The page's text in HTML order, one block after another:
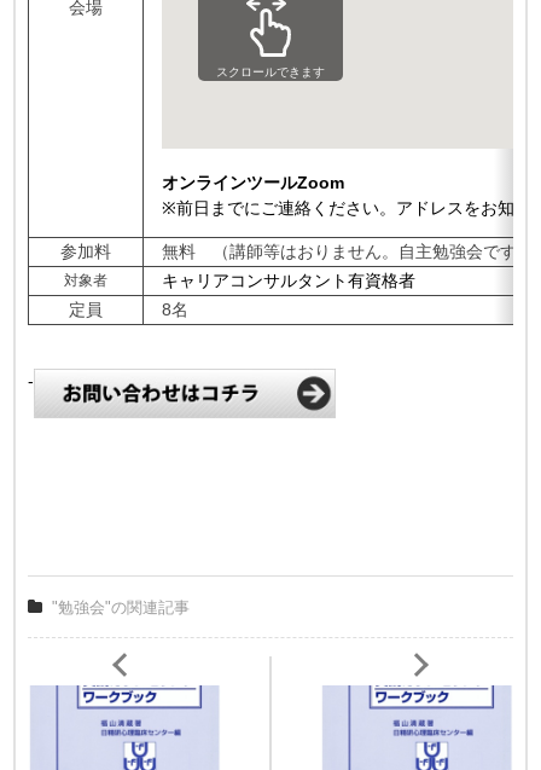
会場
オンラインツールZoom
※前日までにご連絡ください。アドレスをお知ら
参加料 無料 （講師等はおりません。自主勉強会です）
対象者
キャリアコンサルタント有資格者
定員
8名
スクロールできます
-
"勉強会"の関連記事